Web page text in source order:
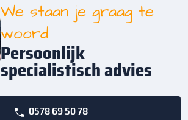
We staan je graag te
woord
Persoonlijk
specialistisch advies
0578 69 50 78